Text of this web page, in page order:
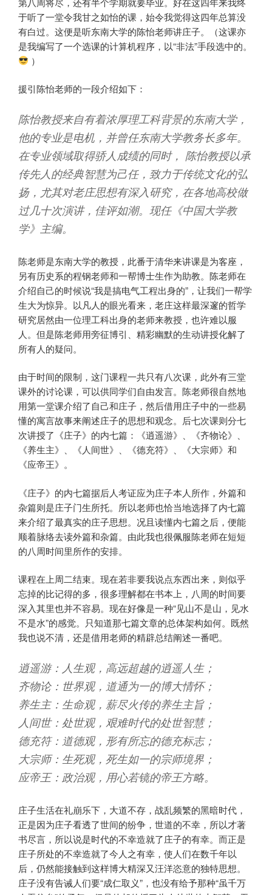
于听了一堂令我甘之如怡的课，始令我觉得这四年总算没
有白过。这便是听东南大学的陈怡老师讲庄子。（这课亦
是我编写了一个选课的计算机程序，以“非法”手段选中的。
）
援引陈怡老师的一段介绍如下：
陈怡教授来自有着浓厚理工科背景的东南大学，
他的专业是电机，并曾任东南大学教务长多年。
在专业领域取得骄人成绩的同时， 陈怡教授以承
传先人的经典智慧为己任，致力于传统文化的弘
扬，尤其对老庄思想有深入研究，在各地高校做
过几十次演讲，佳评如潮。现任《中国大学教
学》主编。
陈老师是东南大学的教授，此番于清华来讲课是为客座，
另有历史系的程钢老师和一帮博士生作为助教。陈老师在
介绍自己的时候说“我是搞电气工程出身的”，让我们一帮学
生大为惊异。以凡人的眼光看来，老庄这样最深邃的哲学
研究居然由一位理工科出身的老师来教授，也许难以服
人。但是陈老师用旁征博引、精彩幽默的生动讲授化解了
所有人的疑问。
由于时间的限制，这门课程一共只有八次课，此外有三堂
课外的讨论课，可以供同学们自由发言。陈老师很自然地
用第一堂课介绍了自己和庄子，然后借用庄子中的一些易
懂的寓言故事来阐述庄子的思想和观念。后七次课则分七
次讲授了《庄子》的内七篇：《逍遥游》、《齐物论》、
《养生主》、《人间世》、《德充符》、《大宗师》和
《应帝王》。
《庄子》的内七篇据后人考证应为庄子本人所作，外篇和
杂篇则是庄子门生所托。所以老师也恰当地选择了内七篇
来介绍了最真实的庄子思想。况且读懂内七篇之后，便能
顺着脉络去读外篇和杂篇。由此我也很佩服陈老师在短短
的八周时间里所作的安排。
课程在上周二结束。现在若非要我说点东西出来，则似乎
忘掉的比记得的多，很多理解都在书本上，八周的时间要
深入其里也并不容易。现在好像是一种“见山不是山，见水
不是水”的感觉。只知道那七篇文章的总体架构如何。既然
我也说不清，还是借用老师的精辟总结阐述一番吧。
逍遥游：人生观，高远超越的逍遥人生；
齐物论：世界观，道通为一的博大情怀；
养生主：生命观，薪尽火传的养生主旨；
人间世：处世观，艰难时代的处世智慧；
德充符：道德观，形有所忘的德充标志；
大宗师：生死观，死生如一的宗师境界；
应帝王：政治观，用心若镜的帝王方略。
庄子生活在礼崩乐下，大道不存，战乱频繁的黑暗时代，
正是因为庄子看透了世间的纷争，世道的不幸，所以才著
书尽言，所以说是时代的不幸造就了庄子的有幸。而正是
庄子所处的不幸造就了今人之有幸，使人们在数千年以
后，仍然能接触到这样博大精深又汪洋恣意的独特思想。
庄子没有告诫人们要“成仁取义”，也没有给予那种“虽千万